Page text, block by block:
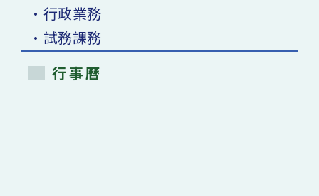
•行政業務
•試務課務
行事曆